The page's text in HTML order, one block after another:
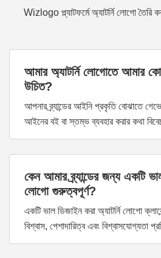
Wizlogo প্ল্যাটফর্মে অ্যাটর্নি লোগো তৈরি
আমার অ্যাটর্নি লোগোতে আমার
উচিত?
আপনার ব্র্যান্ডের আইনি প্রকৃতি বোঝাতে
আইনের বই বা স্তম্ভ ব্যবহার করার কথা
কেন আমার ব্র্যান্ডের জন্য একটি
লোগো গুরুত্বপূর্ণ?
একটি ভাল ডিজাইন করা অ্যাটর্নি লোগো
বিশ্বাস, পেশাদারিত্ব এবং বিশ্বাসযোগ্যতা